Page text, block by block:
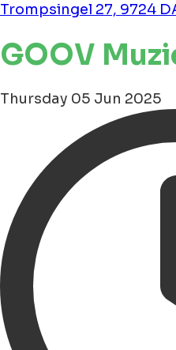
Trompsingel 27, 9724
GOOV
Thursday 05 Jun 2025